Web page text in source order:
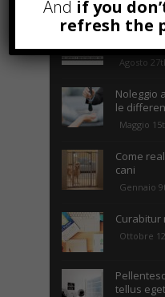
A&R nel
Agosto
Noleggio
le
Maggio
Come
cani
Gennaio
Curabitur
Ottobre
tellus
And if you
refresh the